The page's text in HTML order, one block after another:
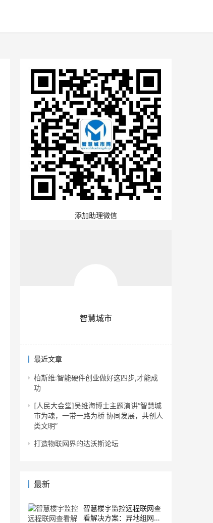
添加助理微信
智慧城市
最近文章
柏斯维:智能硬件创业做好这四步,才能成
功
[人民大会堂]吴维海博士主题演讲“智慧城
市为魂，一带一路为桥 协同发展，共创人
类文明”
打造物联网界的达沃斯论坛
最新
智慧楼宇监控远程联网查
看解决方案：异地组网解